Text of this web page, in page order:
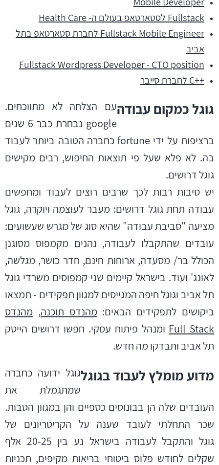
Fullstack לסטארטאפ בעולם ה- Health Care
Fullstack Mobile Engineer לחברת סטארטאפ בתל
אביב
Fullstack Wordpress Developer - CTO position
++C לחברת סייבר
גוגל כמקום עבודהעם הצלחה לא מתווכחים.
google
נבחרת כבר 6 שנים
ברציפות על ידי fortune כחברה הטובה ביותר לעבוד
בה. לא פלא שעל פי תוצאות החיפוש, רבים מקישים
גוגל דרושים.
יש סיבות רבות לכך שרבים רוצים לעבוד ומחפשים
עבודה תחת גוגל דרושים: מעבר לעוצמה ויוקרה, גוגל
מציעה "סביבת עבודה" שהיא סוג של מגרש שעשועים:
עובדים שהתקבלו לעבודה, נהנים מקמפוס מסוגנן
הכולל בר/ מסעדה, ארוחות חינם, חדר כושר, מגלשה,
לאונג' ועוד. בישראל קיימים שני קמפוסים משרדי גוגל
תל אביב וגוגל חיפה המגייסים למגוון תפקידים - תמצאו
ביקושים לתפקידים הבאים:מהנדס תוכנה, מהנדס
Full Stack ומנהל פיתוח עסקי. חפשו דרושים הייטק
תל אביב ותבדקו מה חדש.
מדוע מומלץ לעבוד בגוגלגוגל ידועה כחברה
שמתגמלת את
העובדים שלה הן בבונוסים כספיים והן במגוון הטבות.
שכר התחלתי לעובד שענה על הקריטריונים של
גוגל
והתקבל לעבודה בישראל נע בין 20-25 אלף
שקלים לחודש פלוס ביטוחי בריאות מקיפים, תכניות